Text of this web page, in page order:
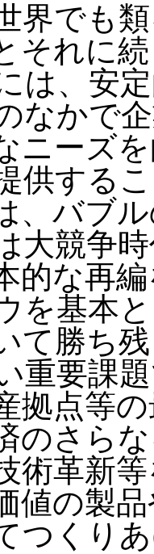
界でも
それに
は、安
なかで
ニーズ
供する
、バブ
大競争
的な再
を基本
て勝ち
重要課
拠点等
のさら
術革新
値の製
つくり